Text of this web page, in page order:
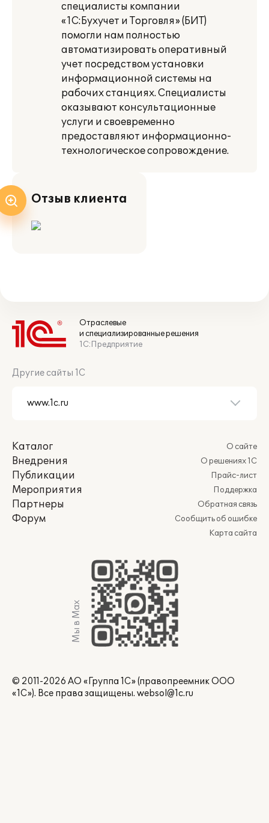
специалисты компании
«1С:Бухучет и Торговля» (БИТ)
помогли нам полностью
автоматизировать оперативный
учет посредством установки
информационной системы на
рабочих станциях. Специалисты
оказывают консультационные
услуги и своевременно
предоставляют информационно-
технологическое сопровождение.
Отзыв клиента
Отраслевые
и специализированные решения
1С:Предприятие
Другие сайты 1С
Каталог
Внедрения
Публикации
Мероприятия
Партнеры
Форум
О сайте
О решениях 1С
Прайс-лист
Поддержка
Обратная связь
Сообщить об ошибке
Карта сайта
Мы в Max
© 2011-2026 АО «Группа 1С» (правопреемник ООО
«1С»). Все права защищены. websol@1c.ru